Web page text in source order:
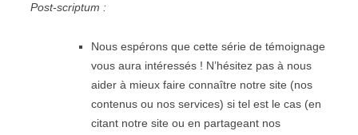
Post-scriptum :
Nous espérons que cette série de témoignage
vous aura intéressés ! N’hésitez pas à nous
aider à mieux faire connaître notre site (nos
contenus ou nos services) si tel est le cas (en
citant notre site ou en partageant nos